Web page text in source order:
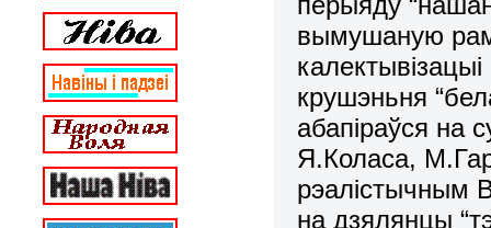
вымушаную
крушэньня
абапіраўся на
Я.Коласа,
рэалістычным
на дзялянцы